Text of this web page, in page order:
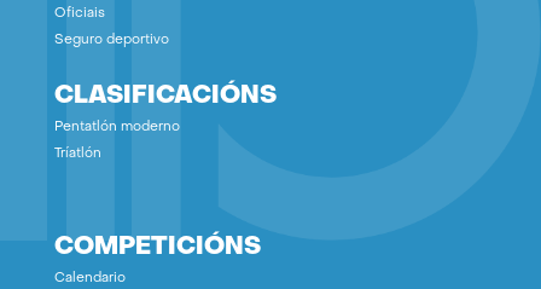
Oficiais
Seguro deportivo
CLASIFICACIÓNS
Pentatlón moderno
Tríatlón
COMPETICIÓNS
Calendario